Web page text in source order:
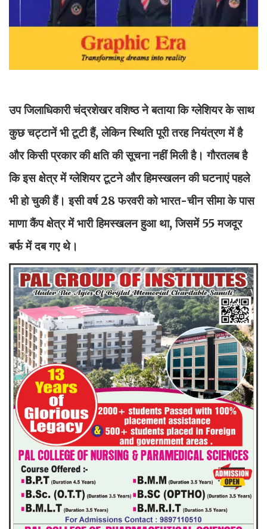
उप जिलाधिकारी चंद्रशेखर वशिष्ठ ने बताया कि ग्लेशियर के साथ
कुछ चट्टानें भी टूटी हैं, लेकिन स्थिति पूरी तरह नियंत्रण में है
और किसी प्रकार की क्षति की सूचना नहीं मिली है। गौरतलब है
कि इस क्षेत्र में ग्लेशियर टूटने और हिमस्खलन की घटनाएं पहले
भी हो चुकी हैं। इसी वर्ष 28 फरवरी को भारत-चीन सीमा के पास
माणा कैंप क्षेत्र में भारी हिमस्खलन हुआ था, जिसमें 55 मजदूर
बर्फ में दब गए थे।